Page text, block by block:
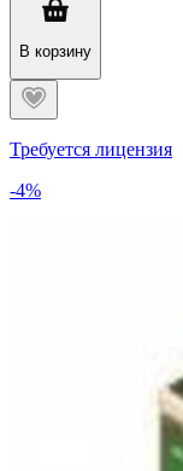
В корзину
Требуется лицензия
-4%